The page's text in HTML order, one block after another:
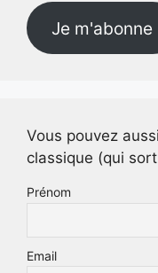
Je m'abonne
Vous pouvez
classique (qui
Prénom
Email